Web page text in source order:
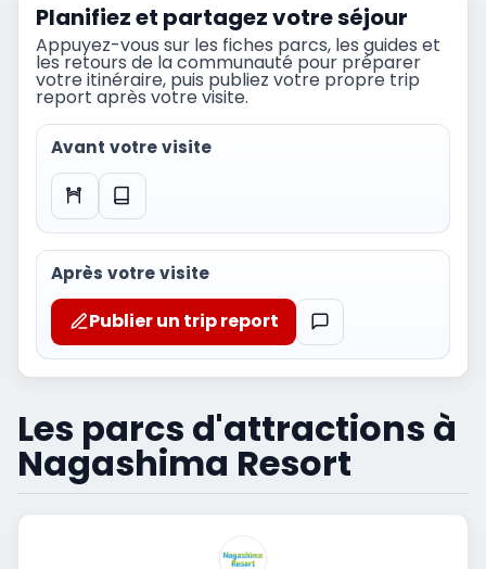
Planifiez et partagez votre séjour
Appuyez-vous sur les fiches parcs, les guides et
les retours de la communauté pour préparer
votre itinéraire, puis publiez votre propre trip
report après votre visite.
Avant votre visite
Après votre visite
Publier un trip report
Les parcs d'attractions à
Nagashima Resort